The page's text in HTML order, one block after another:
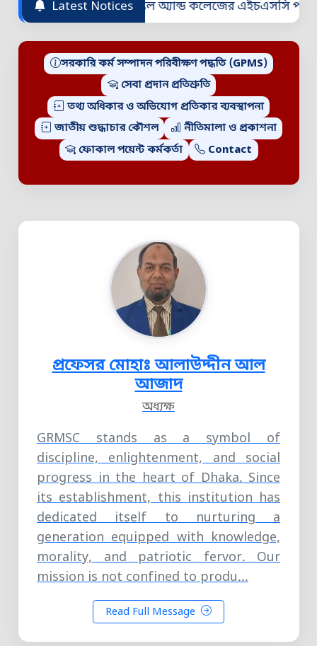
Latest Notices
মডেল স্কুল অ্যান্ড কলেজের এইচএসসি পরীক্ষার্থীদের
সরকারি কর্ম সম্পাদন পরিবীক্ষণ পদ্ধতি (GPMS)
সেবা প্রদান প্রতিশ্রুতি
তথ্য অধিকার ও অভিযোগ প্রতিকার ব্যবস্থাপনা
জাতীয় শুদ্ধাচার কৌশল
নীতিমালা ও প্রকাশনা
ফোকাল পয়েন্ট কর্মকর্তা
Contact
প্রফেসর মোহাঃ আলাউদ্দীন আল
আজাদ
অধ্যক্ষ
GRMSC stands as a symbol of
discipline, enlightenment, and social
progress in the heart of Dhaka. Since
its establishment, this institution has
dedicated itself to nurturing a
generation equipped with knowledge,
morality, and patriotic fervor. Our
mission is not confined to produ...
Read Full Message